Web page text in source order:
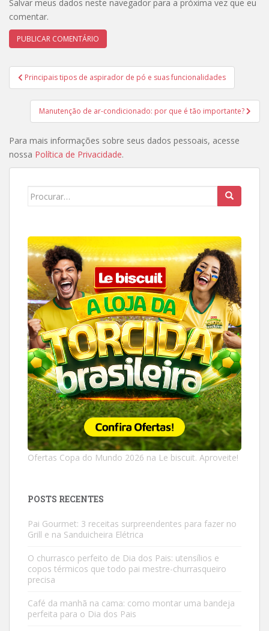
Salvar meus dados neste navegador para a próxima vez que eu
comentar.
Navegação
de
Post
Principais tipos de aspirador de pó e suas funcionalidades
Manutenção de ar-condicionado: por que é tão importante?
Para mais informações sobre seus dados pessoais, acesse
nossa Política de Privacidade.
Search
Ofertas Copa do Mundo 2026 na Le biscuit. Aproveite!
POSTS RECENTES
Pai Gourmet: 3 receitas surpreendentes para fazer no
Grill e na Sanduicheira Elétrica
O churrasco perfeito de Dia dos Pais: utensílios e
copos térmicos que todo pai mestre-churrasqueiro
precisa
Café da manhã na cama: como montar uma bandeja
perfeita para o Dia dos Pais